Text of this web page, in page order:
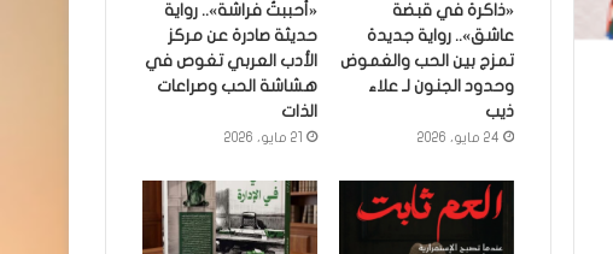
«ذاكرة في قبضة
عاشق».. رواية جديدة
تمزج بين الحب والغموض
وحدود الجنون لـ علاء
ذيب
24 مايو، 2026
«أحببتُ فراشة».. رواية
حديثة صادرة عن مركز
الأدب العربي تغوص في
هشاشة الحب وصراعات
الذات
21 مايو، 2026